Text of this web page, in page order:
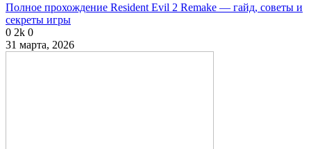
Полное прохождение Resident Evil 2 Remake — гайд, советы и
секреты игры
0 2k 0
31 марта, 2026